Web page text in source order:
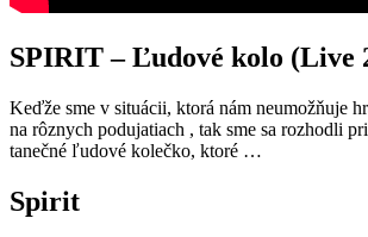
SPIRIT – Ľudové kolo (Live
Keďže sme v situácii, ktorá nám neumožňuje
na rôznych podujatiach , tak sme sa rozhodli
tanečné ľudové kolečko, ktoré …
Spirit